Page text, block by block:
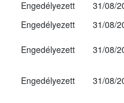
Engedélyezett
31/08/
Engedélyezett
31/08/
Engedélyezett
31/08/
Engedélyezett 31/08/